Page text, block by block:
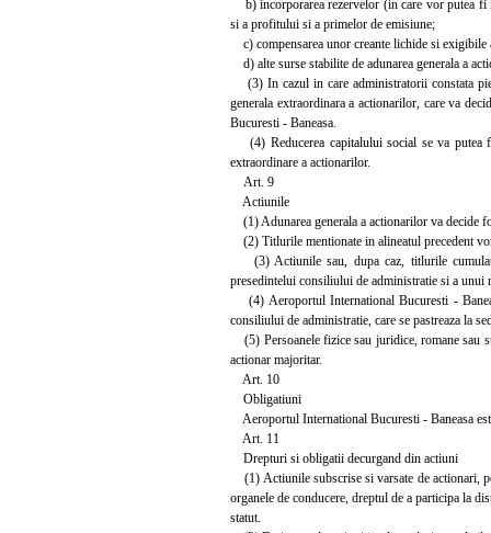
b) incorporarea rezervelor (in care vor putea fi
si a profitului si a primelor de emisiune;
c) compensarea unor creante lichide si
d) alte surse stabilite de adunarea generala a
(3) In cazul in care administratorii constata
generala extraordinara a actionarilor, care va
Bucuresti - Baneasa.
(4) Reducerea capitalului social se va putea
extraordinare a actionarilor.
Art. 9
Actiunile
(1) Adunarea generala a actionarilor va decide
(2) Titlurile mentionate in alineatul precedent
(3) Actiunile sau, dupa caz, titlurile
presedintelui consiliului de administratie si a unui
(4) Aeroportul International Bucuresti -
consiliului de administratie, care se pastreaza la
(5) Persoanele fizice sau juridice, romane sau
actionar majoritar.
Art. 10
Obligatiuni
Aeroportul International Bucuresti - Baneasa
Art. 11
Drepturi si obligatii decurgand din actiuni
(1) Actiunile subscrise si varsate de actionari,
organele de conducere, dreptul de a participa la
statut.